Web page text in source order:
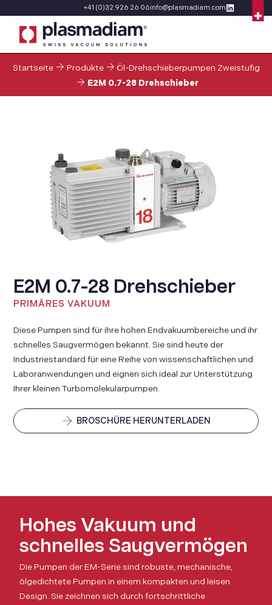
+41 (0)32 926 26 06info@plasmadiam.com
Startseite Produkte
Öl-Drehschieberpumpen Zweistufig
E2M 0.7-28 Drehschieber
E2M 0.7-28 Drehschieber
PRIMÄRES VAKUUM
Diese Pumpen sind für ihre hohen Endvakuumbereiche und ihr
schnelles Saugvermögen bekannt. Sie sind heute der
Industriestandard für eine Reihe von wissenschaftlichen und
Laboranwendungen und eignen sich ideal zur Unterstützung
Ihrer kleinen Turbomolekularpumpen.
BROSCHÜRE HERUNTERLADEN
Hohes Vakuum und
schnelles Saugvermögen
Die Pumpen der EM-Serie sind robuste, mechanische,
ölgedichtete Pumpen in einem kompakten und leisen
Design. Sie zeichnen sich durch fortschrittliche